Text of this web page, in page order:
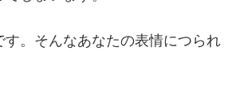
。そんなあなたの表情につられ